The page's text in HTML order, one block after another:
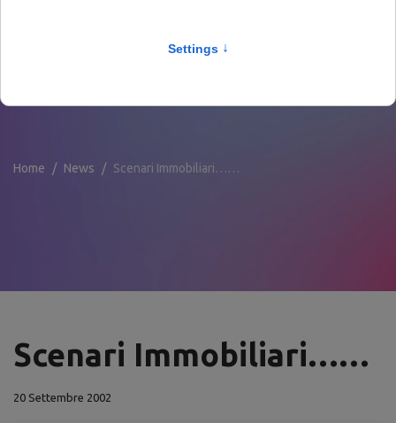
Immobiliare
Home News Scenari Immobiliari……
Scenari Immobiliari……
20 Settembre 2002